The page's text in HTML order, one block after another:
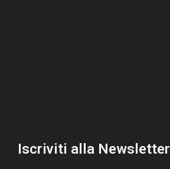
Iscriviti alla Newsletter